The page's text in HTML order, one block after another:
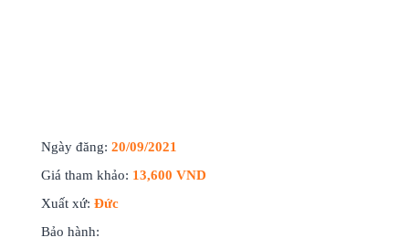
Ngày đăng: 20/09/2021
Giá tham khảo: 13,600 VND
Xuất xứ: Đức
Bảo hành: